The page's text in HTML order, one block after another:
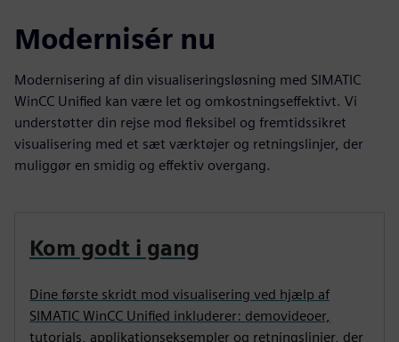
Modernisér nu
Modernisering af din visualiseringsløsning med SIMATIC
WinCC Unified kan være let og omkostningseffektivt. Vi
understøtter din rejse mod fleksibel og fremtidssikret
visualisering med et sæt værktøjer og retningslinjer, der
muliggør en smidig og effektiv overgang.
Kom godt i gang
Dine første skridt mod visualisering ved hjælp af
SIMATIC WinCC Unified inkluderer: demovideoer,
tutorials, applikationseksempler og retningslinjer, der